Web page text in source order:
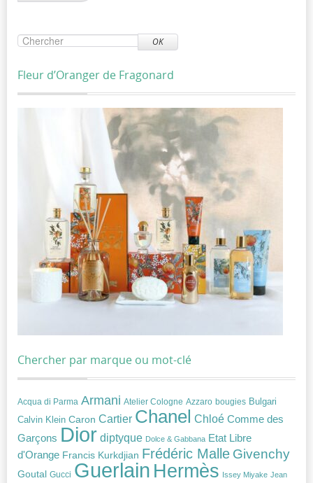
OK
Fleur d’Oranger de Fragonard
Chercher par marque ou mot-clé
Acqua di Parma Armani Atelier Cologne Azzaro bougies Bulgari
Calvin Klein Caron Cartier Chanel Chloé Comme des
Garçons Dior diptyque Dolce & Gabbana Etat Libre
d'Orange Francis Kurkdjian Frédéric Malle Givenchy
Goutal Gucci Guerlain Hermès Issey Miyake Jean